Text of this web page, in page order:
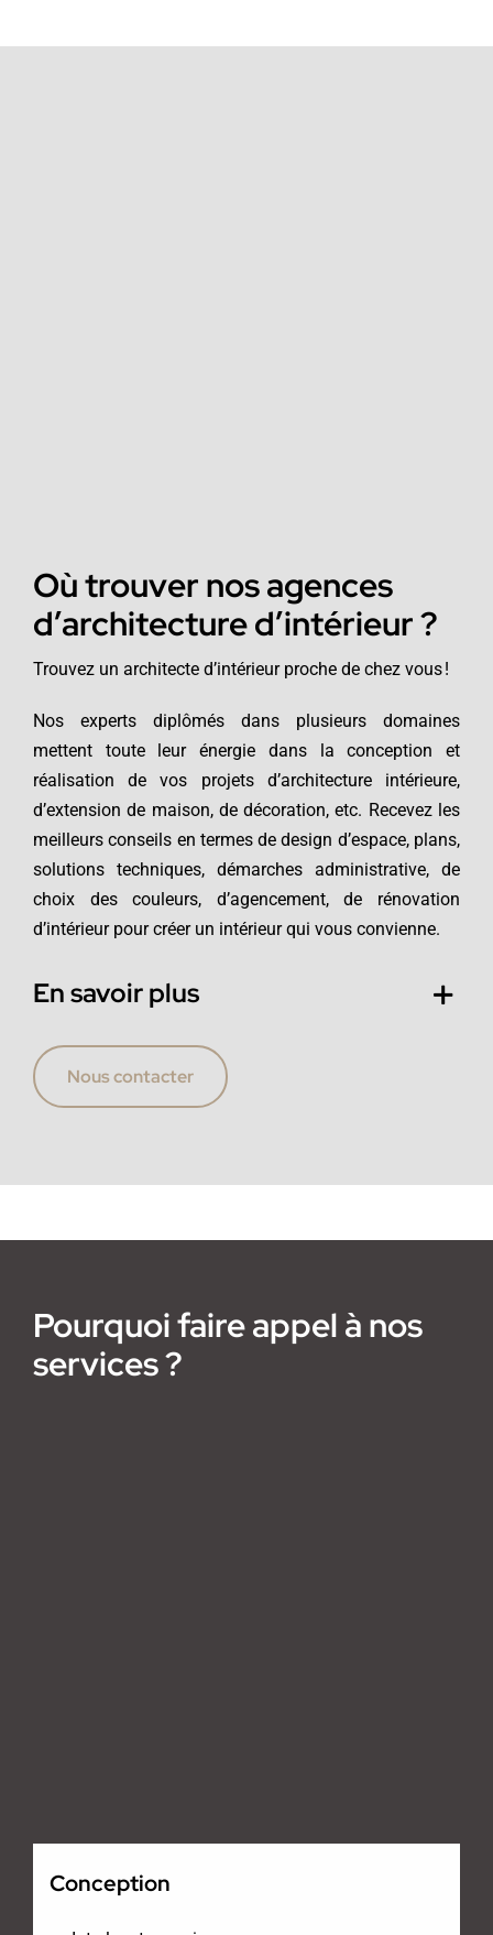
Où trouver nos agences
d’architecture d’intérieur ?
Trouvez un architecte d’intérieur proche de chez vous !
Nos experts diplômés dans plusieurs domaines
mettent toute leur énergie dans la conception et
réalisation de vos projets d’architecture intérieure,
d’extension de maison, de décoration, etc. Recevez les
meilleurs conseils en termes de design d’espace, plans,
solutions techniques, démarches administrative, de
choix des couleurs, d’agencement, de rénovation
d’intérieur pour créer un intérieur qui vous convienne.
En savoir plus
Nous contacter
Pourquoi faire appel à nos
services ?
Conception